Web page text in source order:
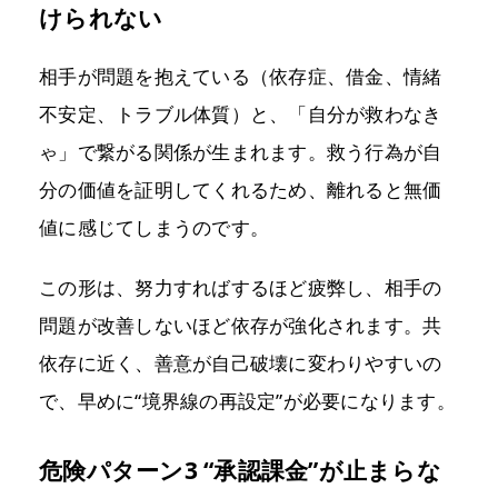
けられない
相手が問題を抱えている（依存症、借金、情緒
不安定、トラブル体質）と、「自分が救わなき
ゃ」で繋がる関係が生まれます。救う行為が自
分の価値を証明してくれるため、離れると無価
値に感じてしまうのです。
この形は、努力すればするほど疲弊し、相手の
問題が改善しないほど依存が強化されます。共
依存に近く、善意が自己破壊に変わりやすいの
で、早めに“境界線の再設定”が必要になります。
危険パターン3 “承認課金”が止まらな